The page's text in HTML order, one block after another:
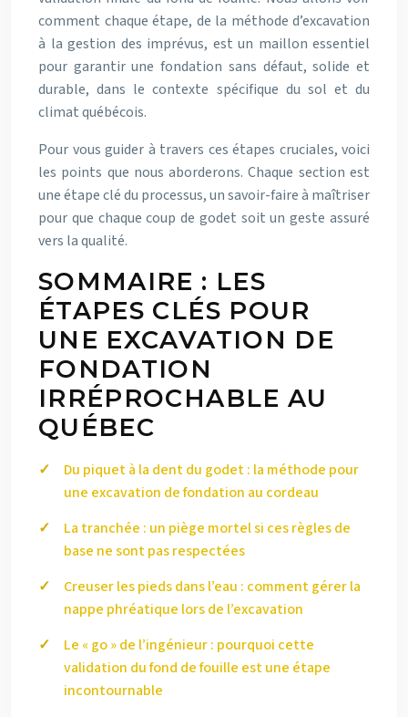
comment chaque étape, de la méthode d’excavation
à la gestion des imprévus, est un maillon essentiel
pour garantir une fondation sans défaut, solide et
durable, dans le contexte spécifique du sol et du
climat québécois.
Pour vous guider à travers ces étapes cruciales, voici
les points que nous aborderons. Chaque section est
une étape clé du processus, un savoir-faire à maîtriser
pour que chaque coup de godet soit un geste assuré
vers la qualité.
SOMMAIRE : LES
ÉTAPES CLÉS POUR
UNE EXCAVATION DE
FONDATION
IRRÉPROCHABLE AU
QUÉBEC
Du piquet à la dent du godet : la méthode pour
une excavation de fondation au cordeau
La tranchée : un piège mortel si ces règles de
base ne sont pas respectées
Creuser les pieds dans l’eau : comment gérer la
nappe phréatique lors de l’excavation
Le « go » de l’ingénieur : pourquoi cette
validation du fond de fouille est une étape
incontournable